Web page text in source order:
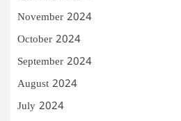
November 2024
October 2024
September 2024
August 2024
July 2024